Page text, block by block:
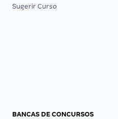
Sugerir Curso
BANCAS DE CONCURSOS